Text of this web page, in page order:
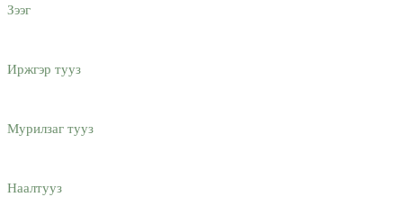
Зээг
Иржгэр тууз
Мурилзаг тууз
Наалтууз